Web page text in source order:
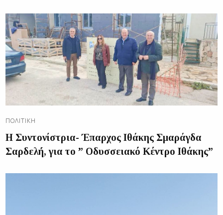
ΠΟΛΙΤΙΚΉ
Η Συντονίστρια- Έπαρχος Ιθάκης Σμαράγδα
Σαρδελή, για το ” Οδυσσειακό Κέντρο Ιθάκης”